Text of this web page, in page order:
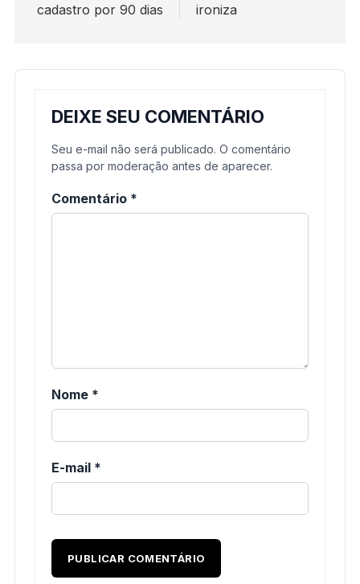
cadastro por 90 dias
ironiza
DEIXE SEU COMENTÁRIO
Seu e-mail não será publicado. O comentário
passa por moderação antes de aparecer.
Comentário *
Nome *
E-mail *